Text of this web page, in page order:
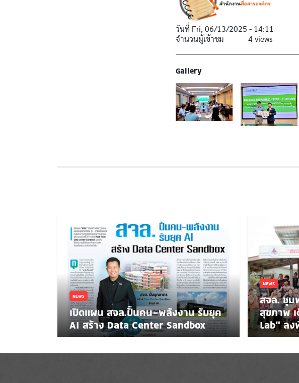
วันที่ Fri, 06/13/2025 - 14:11
จำนวนผู้เข้าชม
4 views
Gallery
NEWS
เปิดแผน สจล.ปั้นคน-พลังงาน รับยุค
AI สร้าง Data Center Sandbox
NEWS
สจล. ชุม
สุขภาพ
Lab” ล